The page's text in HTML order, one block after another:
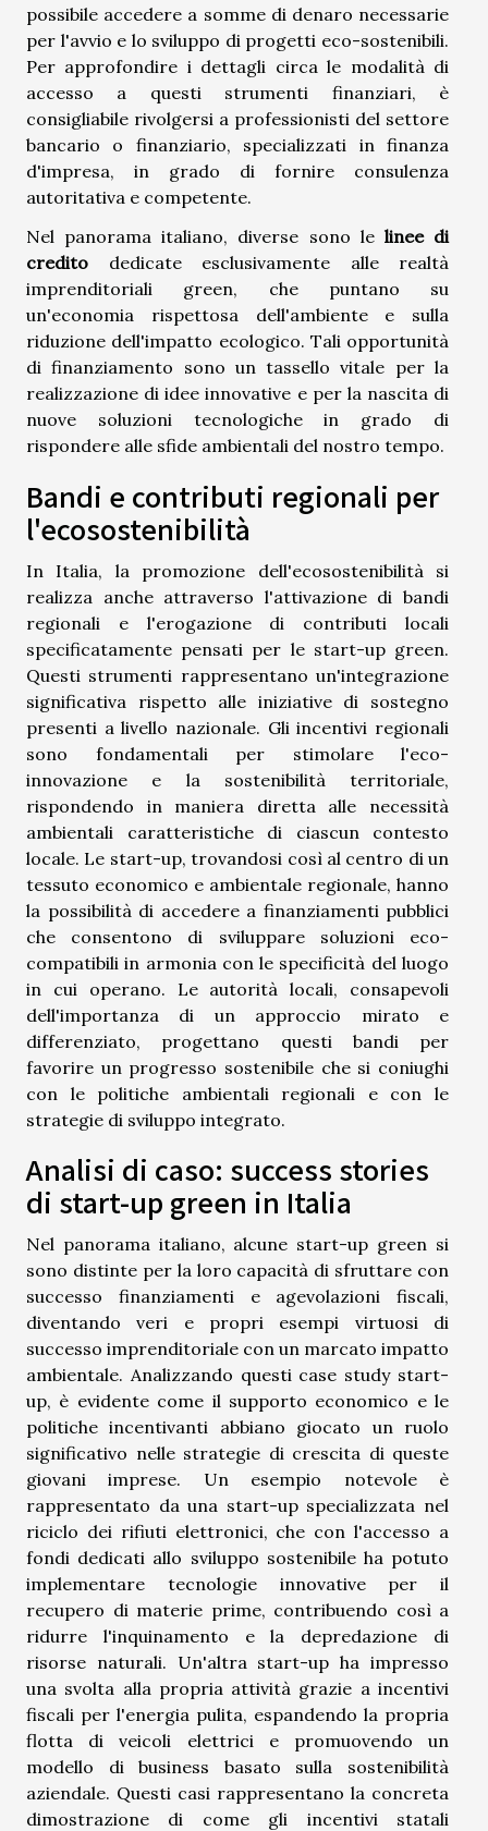
possibile accedere a somme di denaro necessarie
per l'avvio e lo sviluppo di progetti eco-sostenibili.
Per approfondire i dettagli circa le modalità di
accesso a questi strumenti finanziari, è
consigliabile rivolgersi a professionisti del settore
bancario o finanziario, specializzati in finanza
d'impresa, in grado di fornire consulenza
autoritativa e competente.
Nel panorama italiano, diverse sono le linee di
credito dedicate esclusivamente alle realtà
imprenditoriali green, che puntano su
un'economia rispettosa dell'ambiente e sulla
riduzione dell'impatto ecologico. Tali opportunità
di finanziamento sono un tassello vitale per la
realizzazione di idee innovative e per la nascita di
nuove soluzioni tecnologiche in grado di
rispondere alle sfide ambientali del nostro tempo.
Bandi e contributi regionali per
l'ecosostenibilità
In Italia, la promozione dell'ecosostenibilità si
realizza anche attraverso l'attivazione di bandi
regionali e l'erogazione di contributi locali
specificatamente pensati per le start-up green.
Questi strumenti rappresentano un'integrazione
significativa rispetto alle iniziative di sostegno
presenti a livello nazionale. Gli incentivi regionali
sono fondamentali per stimolare l'eco-
innovazione e la sostenibilità territoriale,
rispondendo in maniera diretta alle necessità
ambientali caratteristiche di ciascun contesto
locale. Le start-up, trovandosi così al centro di un
tessuto economico e ambientale regionale, hanno
la possibilità di accedere a finanziamenti pubblici
che consentono di sviluppare soluzioni eco-
compatibili in armonia con le specificità del luogo
in cui operano. Le autorità locali, consapevoli
dell'importanza di un approccio mirato e
differenziato, progettano questi bandi per
favorire un progresso sostenibile che si coniughi
con le politiche ambientali regionali e con le
strategie di sviluppo integrato.
Analisi di caso: success stories
di start-up green in Italia
Nel panorama italiano, alcune start-up green si
sono distinte per la loro capacità di sfruttare con
successo finanziamenti e agevolazioni fiscali,
diventando veri e propri esempi virtuosi di
successo imprenditoriale con un marcato impatto
ambientale. Analizzando questi case study start-
up, è evidente come il supporto economico e le
politiche incentivanti abbiano giocato un ruolo
significativo nelle strategie di crescita di queste
giovani imprese. Un esempio notevole è
rappresentato da una start-up specializzata nel
riciclo dei rifiuti elettronici, che con l'accesso a
fondi dedicati allo sviluppo sostenibile ha potuto
implementare tecnologie innovative per il
recupero di materie prime, contribuendo così a
ridurre l'inquinamento e la depredazione di
risorse naturali. Un'altra start-up ha impresso
una svolta alla propria attività grazie a incentivi
fiscali per l'energia pulita, espandendo la propria
flotta di veicoli elettrici e promuovendo un
modello di business basato sulla sostenibilità
aziendale. Questi casi rappresentano la concreta
dimostrazione di come gli incentivi statali